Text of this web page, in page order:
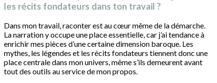
les récits fondateurs dans ton travail ?
Dans mon travail, raconter est au cœur même de la démarche.
La narration y occupe une place essentielle, car j’ai tendance à
enrichir mes pièces d’une certaine dimension baroque. Les
mythes, les légendes et les récits fondateurs tiennent donc une
place centrale dans mon univers, même s’ils demeurent avant
tout des outils au service de mon propos.